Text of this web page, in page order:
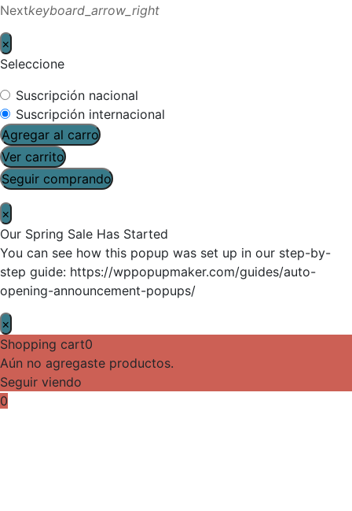
Nextkeyboard_arrow_right
×
Seleccione
Suscripción nacional
Suscripción internacional
Agregar al carro
Ver carrito
Seguir comprando
×
Our Spring Sale Has Started
You can see how this popup was set up in our step-by-
step guide: https://wppopupmaker.com/guides/auto-
opening-announcement-popups/
×
Shopping cart0
Aún no agregaste productos.
Seguir viendo
0